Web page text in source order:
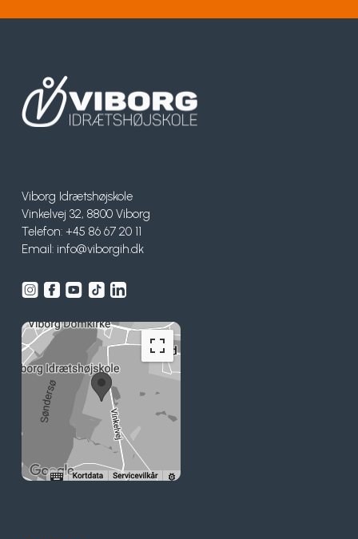
Viborg Idrætshøjskole
Vinkelvej 32, 8800 Viborg
Telefon: +45 86 67 20 11
Email: info@viborgih.dk